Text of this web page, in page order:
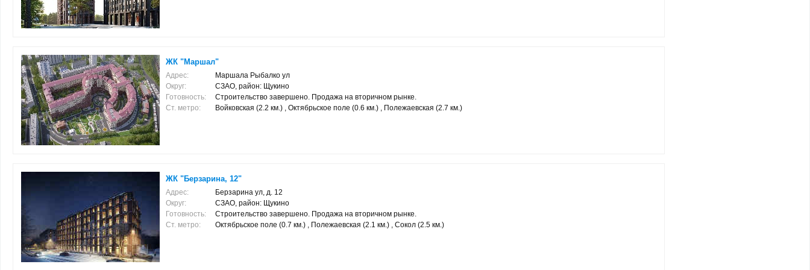
ЖК "Маршал"
Адрес:
Маршала Рыбалко ул
Округ:
СЗАО, район: Щукино
Готовность:
Строительство завершено. Продажа на вторичном рынке.
Ст. метро:
Войковская (2.2 км.) , Октябрьское поле (0.6 км.) , Полежаевская (2.7 км.)
ЖК "Берзарина, 12"
Адрес:
Берзарина ул, д. 12
Округ:
СЗАО, район: Щукино
Готовность:
Строительство завершено. Продажа на вторичном рынке.
Ст. метро:
Октябрьское поле (0.7 км.) , Полежаевская (2.1 км.) , Сокол (2.5 км.)